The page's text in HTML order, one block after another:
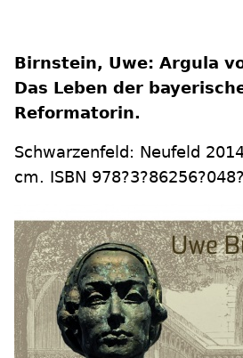
Birnstein, Uwe: Argula
Das Leben der
Reformatorin.
Schwarzenfeld: Neufeld
cm. ISBN